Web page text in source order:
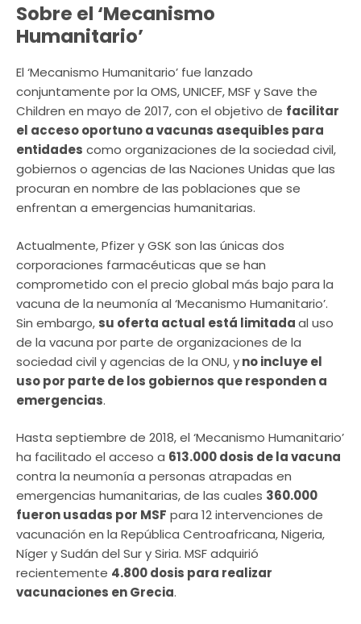
Sobre el ‘Mecanismo
Humanitario’
El ‘Mecanismo Humanitario’ fue lanzado
conjuntamente por la OMS, UNICEF, MSF y Save the
Children en mayo de 2017, con el objetivo de facilitar
el acceso oportuno a vacunas asequibles para
entidades como organizaciones de la sociedad civil,
gobiernos o agencias de las Naciones Unidas que las
procuran en nombre de las poblaciones que se
enfrentan a emergencias humanitarias.
Actualmente, Pfizer y GSK son las únicas dos
corporaciones farmacéuticas que se han
comprometido con el precio global más bajo para la
vacuna de la neumonía al ‘Mecanismo Humanitario’.
Sin embargo, su oferta actual está limitadaal uso
de la vacuna por parte de organizaciones de la
sociedad civil y agencias de la ONU, yno incluye el
uso por parte de los gobiernos que responden a
emergencias.
Hasta septiembre de 2018, el ‘Mecanismo Humanitario’
ha facilitado el acceso a 613.000 dosis de la vacuna
contra la neumonía a personas atrapadas en
emergencias humanitarias, de las cuales 360.000
fueron usadas por MSF para 12 intervenciones de
vacunación en la República Centroafricana, Nigeria,
Níger y Sudán del Sur y Siria. MSF adquirió
recientemente 4.800 dosis para realizar
vacunaciones en Grecia.